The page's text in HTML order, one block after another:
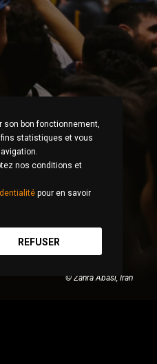
© Zahra Abasi, Iran
son bon fonctionnement,
statistiques et vous
nos conditions et
pour en savoir
REFUSER